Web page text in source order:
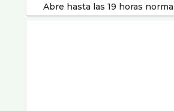
Abre hasta las 19 horas